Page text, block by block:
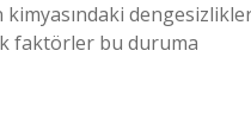
faktörler bu duruma